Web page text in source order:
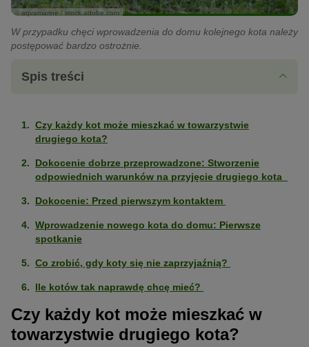
© aqvamarine / stock.adobe.com
W przypadku chęci wprowadzenia do domu kolejnego kota należy
postępować bardzo ostrożnie.
Spis treści
Czy każdy kot może mieszkać w towarzystwie
drugiego kota?
Dokocenie dobrze przeprowadzone: Stworzenie
odpowiednich warunków na przyjęcie drugiego kota
Dokocenie: Przed pierwszym kontaktem
Wprowadzenie nowego kota do domu: Pierwsze
spotkanie
Co zrobić, gdy koty się nie zaprzyjaźnią?
Ile kotów tak naprawdę chcę mieć?
Czy każdy kot może mieszkać w
towarzystwie drugiego kota?